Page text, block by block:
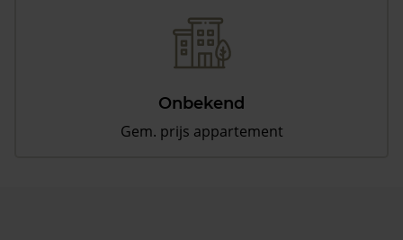
Onbekend
Gem. prijs appartement